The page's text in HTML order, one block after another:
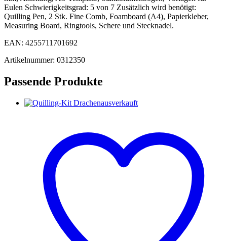
Eulen Schwierigkeitsgrad: 5 von 7 Zusätzlich wird benötigt:
Quilling Pen, 2 Stk. Fine Comb, Foamboard (A4), Papierkleber,
Measuring Board, Ringtools, Schere und Stecknadel.
EAN: 4255711701692
Artikelnummer: 0312350
Passende Produkte
ausverkauft